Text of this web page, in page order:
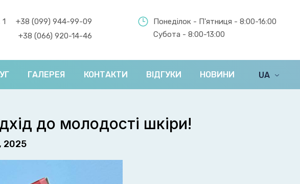
+38 (099) 944-99-09
+38 (066) 920-14-46
Понеділок - П'ятниця - 8:00-16:00
Субота - 8:00-13:00
ГАЛЕРЕЯ КОНТАКТИ ВІДГУКИ НОВИНИ
UA
EN
до молодості шкіри!
2025